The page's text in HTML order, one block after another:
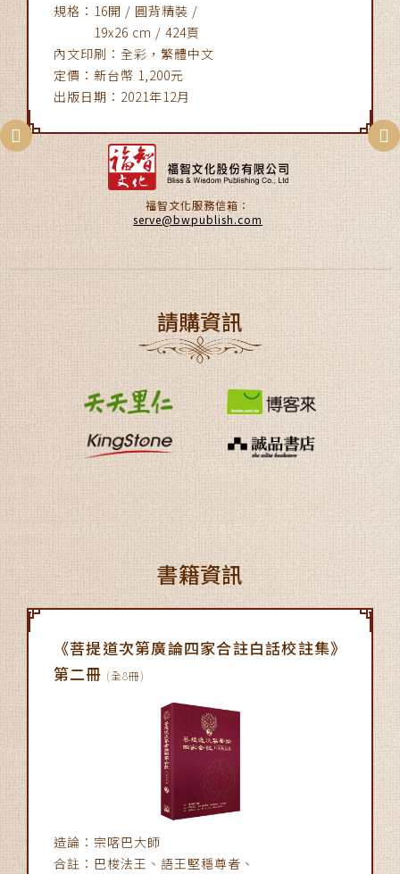
規格：16開 / 圓背精裝 /
19x26 cm / 424頁
內文印刷：全彩，繁體中文
定價：新台幣 1,200元
出版日期：2021年12月
福智文化服務信箱：
serve@bwpublish.com
請購資訊
書籍資訊
《菩提道次第廣論四家合註白話校註集》
第二冊 (全8冊)
造論：宗喀巴大師
合註：巴梭法王、語王堅穩尊者、